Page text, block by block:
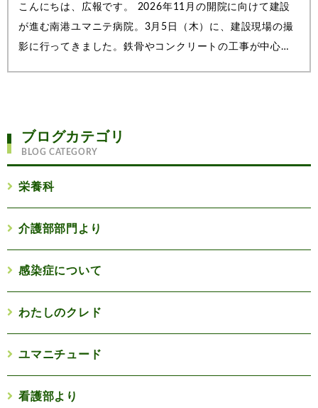
こんにちは、広報です。 2026年11月の開院に向けて建設
が進む南港ユマニテ病院。3月5日（木）に、建設現場の撮
影に行ってきました。鉄骨やコンクリートの工事が中心だ
ブログカテゴリ
BLOG CATEGORY
栄養科
介護部部門より
感染症について
わたしのクレド
ユマニチュード
看護部より